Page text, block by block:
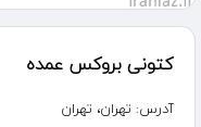
کتونی بروکس عمده
آدرس: تهران، تهران